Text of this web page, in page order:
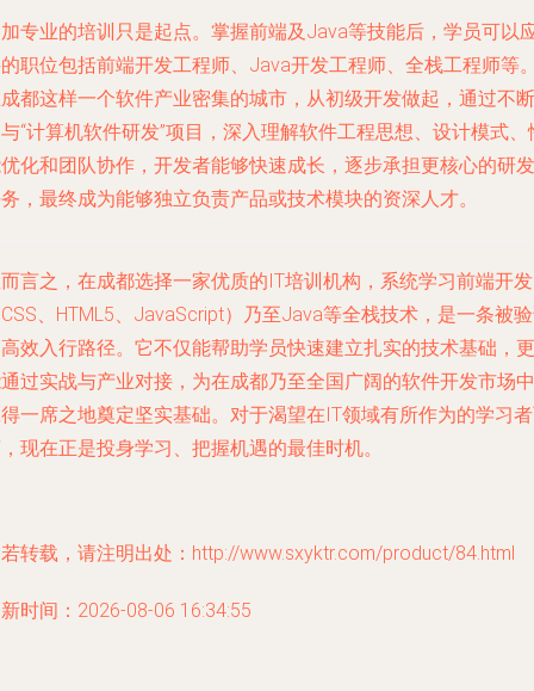
专业的培训只是起点。掌握前端及Java等技能后，学员可以
职位包括前端开发工程师、Java开发工程师、全栈工程师等
都这样一个软件产业密集的城市，从初级开发做起，通过不断
“计算机软件研发”项目，深入理解软件工程思想、设计模式、
化和团队协作，开发者能够快速成长，逐步承担更核心的研发
，最终成为能够独立负责产品或技术模块的资深人才。
言之，在成都选择一家优质的IT培训机构，系统学习前端开发
、HTML5、JavaScript）乃至Java等全栈技术，是一条被
效入行路径。它不仅能帮助学员快速建立扎实的技术基础，更
过实战与产业对接，为在成都乃至全国广阔的软件开发市场中
一席之地奠定坚实基础。对于渴望在IT领域有所作为的学习
现在正是投身学习、把握机遇的最佳时机。
转载，请注明出处：http://www.sxyktr.com/product/84.html
时间：2026-08-06 16:34:55